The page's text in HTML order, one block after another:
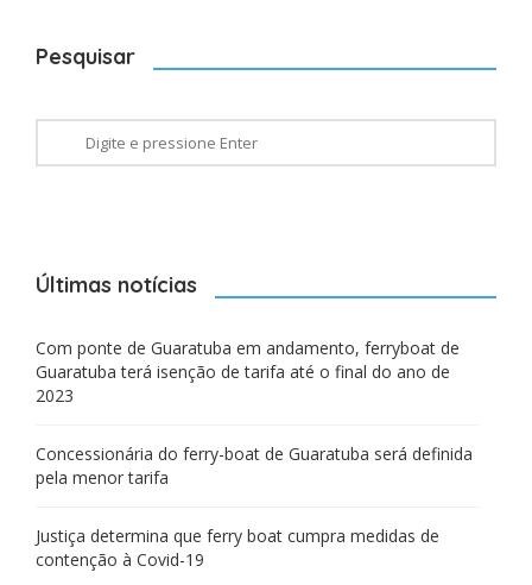
Pesquisar
Últimas notícias
Com ponte de Guaratuba em andamento, ferryboat de
Guaratuba terá isenção de tarifa até o final do ano de
2023
Concessionária do ferry-boat de Guaratuba será definida
pela menor tarifa
Justiça determina que ferry boat cumpra medidas de
contenção à Covid-19